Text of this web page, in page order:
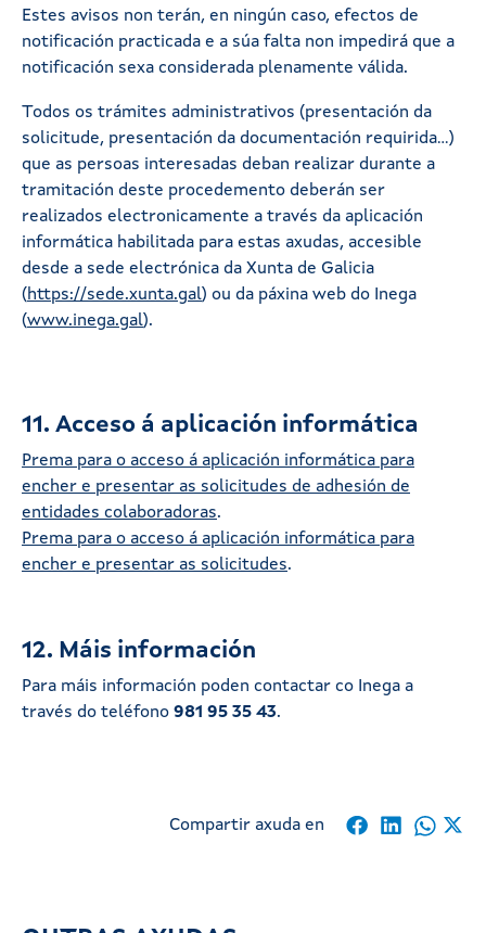
Estes avisos non terán, en ningún caso, efectos de
notificación practicada e a súa falta non impedirá que a
notificación sexa considerada plenamente válida.
Todos os trámites administrativos (presentación da
solicitude, presentación da documentación requirida…)
que as persoas interesadas deban realizar durante a
tramitación deste procedemento deberán ser
realizados electronicamente a través da aplicación
informática habilitada para estas axudas, accesible
desde a sede electrónica da Xunta de Galicia
(https://sede.xunta.gal) ou da páxina web do Inega
(www.inega.gal).
11. Acceso á aplicación informática
Prema para o acceso á aplicación informática para
encher e presentar as solicitudes de adhesión de
entidades colaboradoras.
Prema para o acceso á aplicación informática para
encher e presentar as solicitudes.
12. Máis información
Para máis información poden contactar co Inega a
través do teléfono 981 95 35 43.
Compartir axuda en